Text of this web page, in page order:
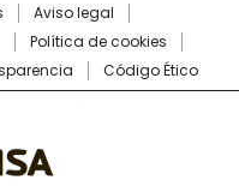
Aviso legal
Política de cookies
Código Ético